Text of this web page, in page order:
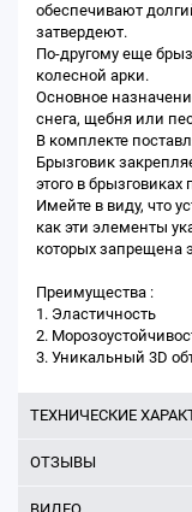
обеспечивают
затвердеют.
По-другому еще
колесной арки.
Основное
снега, щебня или
В комплекте
Брызговик
этого в
Имейте в виду, что
как эти элементы
которых запрещена
Преимущества :
1. Эластичность
2.
3. Уникальный 3D
ТЕХНИЧЕСКИЕ
ОТЗЫВЫ